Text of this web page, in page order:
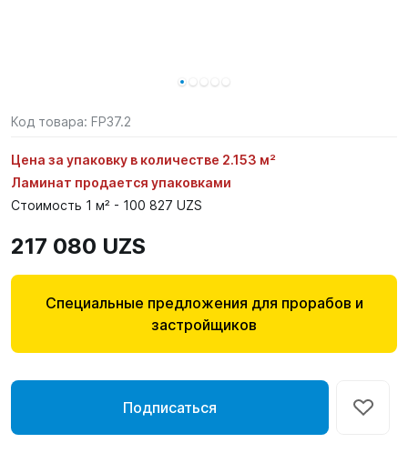
Код товара: FP37.2
Цена за упаковку в количестве 2.153 м²
Ламинат продается упаковками
Стоимость 1 м² - 100 827 UZS
217 080 UZS
Специальные предложения для прорабов и
застройщиков
Подписаться